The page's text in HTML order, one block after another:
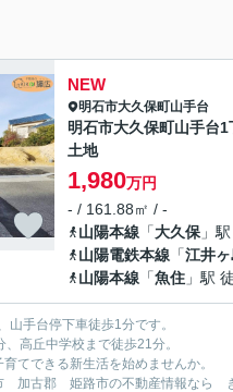
NEW
明石市大久保町山手台
明石市大久保町山手台
土地
1,980万円
- / 161.88㎡ / -
山陽本線 「大久保 」
山陽電鉄本線 「江井ヶ
山陽本線 「魚住 」駅
手台停下車徒歩1分です。
高丘中学校まで徒歩21分。
てできる新生活を始めませんか。
古郡 姫路市の不動産情報なら